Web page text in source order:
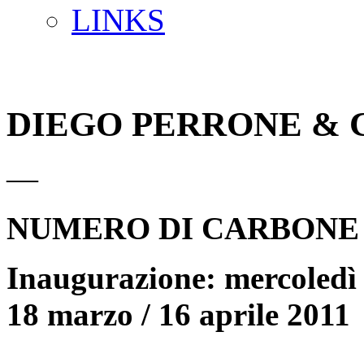
LINKS
DIEGO PERRONE &
—
NUMERO DI CARBONE
Inaugurazione: mercoledì
18 marzo / 16 aprile 2011